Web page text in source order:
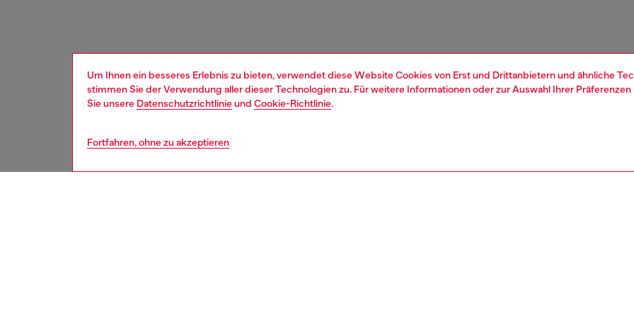
Um Ihnen ein besseres Erlebnis zu bieten, verwendet diese Website Cookies von Erst und Drittanbietern und ähnliche
stimmen Sie der Verwendung aller dieser Technologien zu. Für weitere Informationen oder zur Auswahl Ihrer Präferenzen
Sie unsere Datenschutzrichtlinieund Cookie-Richtlinie.
Fortfahren, ohne zu akzeptieren